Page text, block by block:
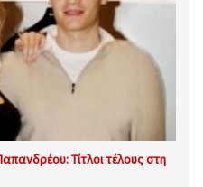
Τίτλοι τέλους στη